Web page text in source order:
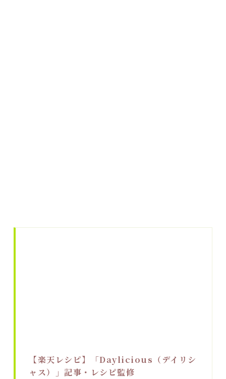
【楽天レシピ】「Daylicious（デイリシ
ャス）」記事・レシピ監修